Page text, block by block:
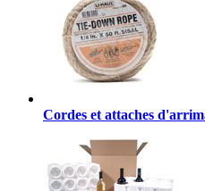
Cordes et attaches